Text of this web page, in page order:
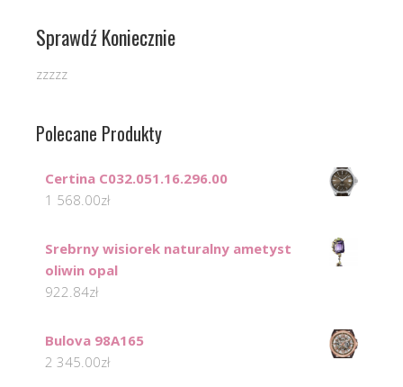
Sprawdź Koniecznie
zzzzz
Polecane Produkty
Certina C032.051.16.296.00
1 568.00zł
Srebrny wisiorek naturalny ametyst
oliwin opal
922.84zł
Bulova 98A165
2 345.00zł